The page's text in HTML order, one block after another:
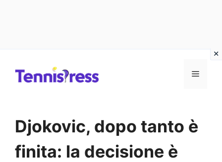
MENU
Djokovic, dopo tanto è
finita: la decisione è